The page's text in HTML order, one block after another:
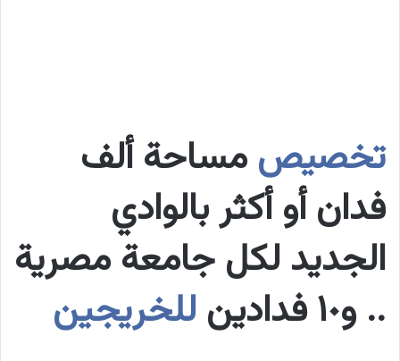
تخصيص مساحة ألف
فدان أو أكثر بالوادي
الجديد لكل جامعة مصرية
.. و١٠ فدادين
للخريجين